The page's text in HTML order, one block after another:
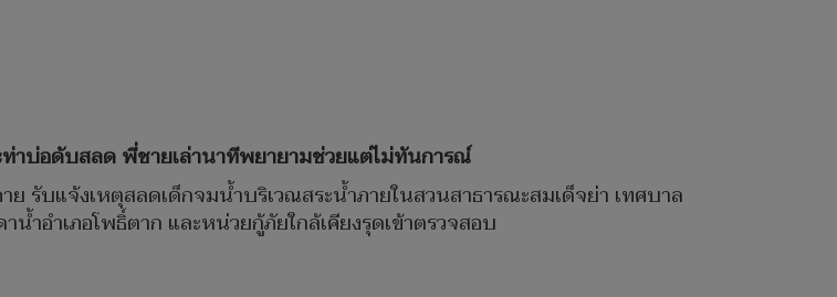
าบ่อดับสลด พี่ชายเล่านาทีพยายามช่วยแต่ไม่ทันการณ์
รับแจ้งเหตุสลดเด็กจมน้ำบริเวณสระน้ำภายในสวนสาธารณะสมเด็จย่า เทศบาล
ำอำเภอโพธิ์ตาก และหน่วยกู้ภัยใกล้เคียงรุดเข้าตรวจสอบ